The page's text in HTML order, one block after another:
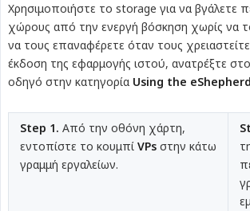
Χρησιμοποιήστε το storage για να βγάλετε
χώρους από την ενεργή βόσκηση χωρίς να
να τους επαναφέρετε όταν τους χρειαστείτε
έκδοση της εφαρμογής ιστού, ανατρέξτε
οδηγό στην κατηγορία Using the
Step 1. Από την οθόνη χάρτη,
εντοπίστε το κουμπί VPs στην κάτω
γραμμή εργαλείων.